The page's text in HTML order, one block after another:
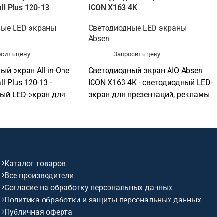
Plus 120-13
LED экраны
цену
экран All-in-One
Plus 120-13 -
LED-экран для
актовых залов,
зон. Софтинк
под задачу,
совместимость и
ICON X163 4K
Светодиодные LED экраны
Absen
Запросить цену
Светодиодный экран AIO Absen
ICON X163 4K - светодиодный LED-
экран для презентаций, рекламы
выставочных пространств,
помещение, совместимость и
бюджет. Особенности: бренд
Каталог товаров
Все производители
Согласие на обработку персональных данных
Политика обработки и защиты персональных данных
Публичная оферта